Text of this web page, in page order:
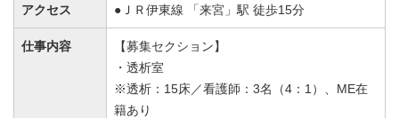
アクセス ●ＪＲ伊東線 「来宮」駅 徒歩15分
仕事内容
【募集セクション】
・透析室
※透析：15床／看護師：3名（4：1）、ME在
籍あり